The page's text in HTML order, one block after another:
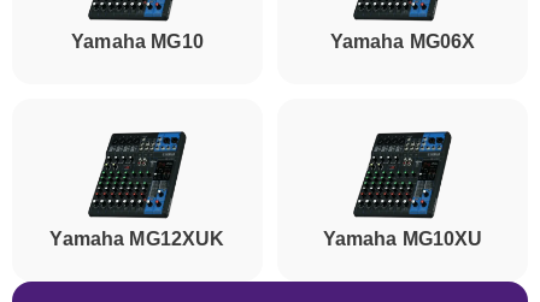
Yamaha MG10 Yamaha MG06X
Yamaha MG12XUK Yamaha MG10XU